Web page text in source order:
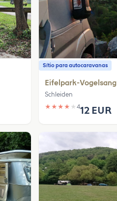
Sítio para autocaravanas
Eifelpark-Vogelsang
Schleiden
★ ★ ★ ★ ★412 EUR